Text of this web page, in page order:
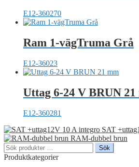
E12-360270
Ram 1-vägTruma Grå
E12-36023
Uttag 6-24 V BRUN 21
E12-360281
SAT
RAM-dubbel brun
Sök
efter:
Sök
Produktkategorier